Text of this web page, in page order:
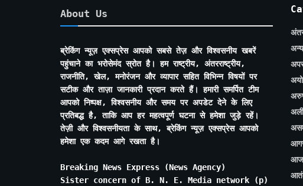
About Us
ब्रेकिंग न्यूज़ एक्सप्रेस आपको सबसे तेज़ और विश्वसनीय खबरें
पहुंचाने का भरोसेमंद स्रोत है। हम राष्ट्रीय, अंतरराष्ट्रीय,
राजनीति, खेल, मनोरंजन और व्यापार सहित विभिन्न विषयों पर
सटीक और ताज़ा जानकारी प्रदान करते हैं। हमारी समर्पित टीम
आपको निष्पक्ष, विश्वसनीय और समय पर अपडेट देने के लिए
प्रतिबद्ध है, ताकि आप हर महत्वपूर्ण घटना से हमेशा जुड़े रहें।
तेज़ी और विश्वसनीयता के साथ, ब्रेकिंग न्यूज़ एक्सप्रेस आपको
हमेशा एक कदम आगे रखता है।
Breaking News Express (News Agency)
Sister concern of B. N. E. Media network (p)
अन्य